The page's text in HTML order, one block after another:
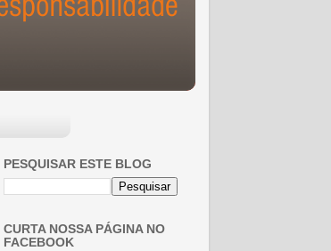
PESQUISAR ESTE BLOG
CURTA NOSSA PÁGINA NO
FACEBOOK